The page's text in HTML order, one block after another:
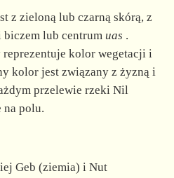
z zieloną lub czarną skórą, z
biczem lub centrum uas .
kolor wegetacji i
kolor jest związany z żyzną i
przelewie rzeki Nil
na polu.
Geb (ziemia) i Nut